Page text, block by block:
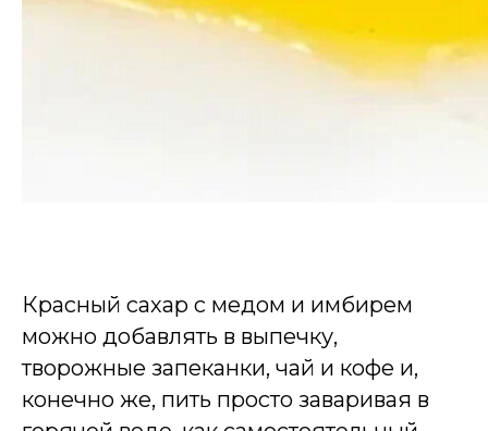
Красный сахар с медом и имбирем
можно добавлять в выпечку,
творожные запеканки, чай и кофе и,
конечно же, пить просто заваривая в